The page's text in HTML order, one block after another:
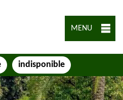
MENU
indisponible